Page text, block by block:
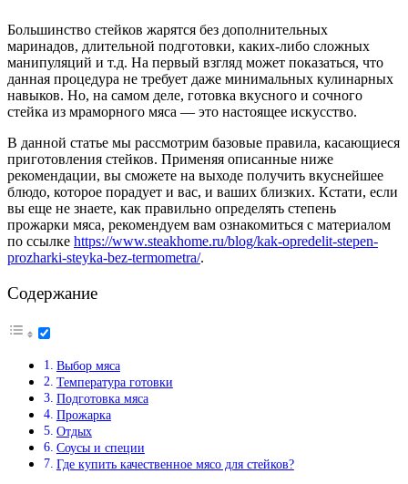
Большинство стейков жарятся без дополнительных
маринадов, длительной подготовки, каких-либо сложных
манипуляций и т.д. На первый взгляд может показаться, что
данная процедура не требует даже минимальных кулинарных
навыков. Но, на самом деле, готовка вкусного и сочного
стейка из мраморного мяса — это настоящее искусство.
В данной статье мы рассмотрим базовые правила, касающиеся
приготовления стейков. Применяя описанные ниже
рекомендации, вы сможете на выходе получить вкуснейшее
блюдо, которое порадует и вас, и ваших близких. Кстати, если
вы еще не знаете, как правильно определять степень
прожарки мяса, рекомендуем вам ознакомиться с материалом
по ссылке https://www.steakhome.ru/blog/kak-opredelit-stepen-
prozharki-steyka-bez-termometra/.
Содержание
Выбор мяса
Температура готовки
Подготовка мяса
Прожарка
Отдых
Соусы и специи
Где купить качественное мясо для стейков?